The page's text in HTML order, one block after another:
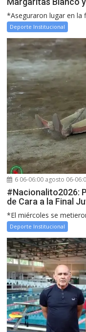
*Aseguraron lugar en la
Deporte Institucional
6 06-06:00 agosto 06-
#Nacionalito2026:
de Cara a la Final
*El miércoles se
Deporte Institucional